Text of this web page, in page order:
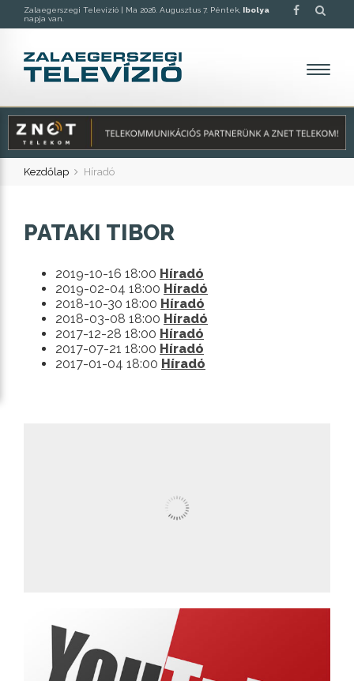
Zalaegerszegi Televízió | Ma 2026. Augusztus 7. Péntek, Ibolya
napja van.
Kezdőlap Híradó
PATAKI TIBOR
2019-10-16 18:00 Híradó
2019-02-04 18:00 Híradó
2018-10-30 18:00 Híradó
2018-03-08 18:00 Híradó
2017-12-28 18:00 Híradó
2017-07-21 18:00 Híradó
2017-01-04 18:00 Híradó